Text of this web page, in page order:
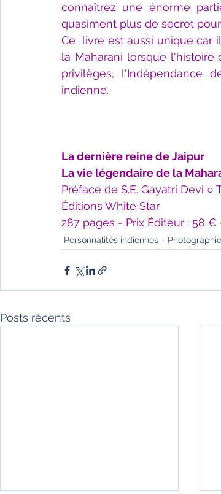
connaîtrez une énorme
quasiment plus de secret
Ce  livre est aussi unique car
la Maharani lorsque
privilèges, l'Indépendance
indienne.
La dernière reine de Jaipur
La vie légendaire de la
Préface de S.E. Gayatri Devi
Éditions White Star
287 pages - Prix Éditeur : 58
Personnalités indiennes
Posts récents